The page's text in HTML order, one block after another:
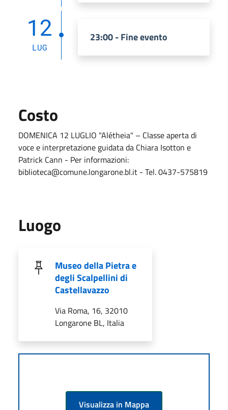
12
LUG
23:00 - Fine evento
Costo
DOMENICA 12 LUGLIO "Alétheia" – Classe aperta di
voce e interpretazione guidata da Chiara Isotton e
Patrick Cann - Per informazioni:
biblioteca@comune.longarone.bl.it - Tel. 0437-575819
Luogo
Museo della Pietra e
degli Scalpellini di
Castellavazzo
Via Roma, 16, 32010
Longarone BL, Italia
Visualizza in Mappa